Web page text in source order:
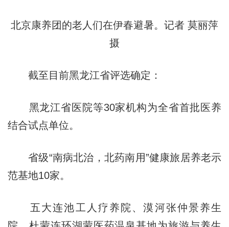
北京康养团的老人们在伊春避暑。记者 莫丽萍
摄
截至目前黑龙江省评选确定：
黑龙江省医院等30家机构为全省首批医养
结合试点单位。
省级“南病北治，北药南用”健康旅居养老示
范基地10家。
五大连池工人疗养院、漠河张仲景养生